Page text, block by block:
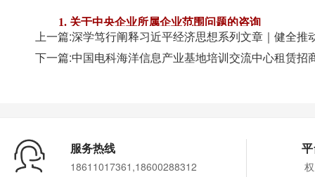
上一篇:深学笃行阐释习近平经济思想系列文章｜健全
下一篇:中国电科海洋信息产业基地培训交流中心租赁招
服务热线
18611017361,18600288312